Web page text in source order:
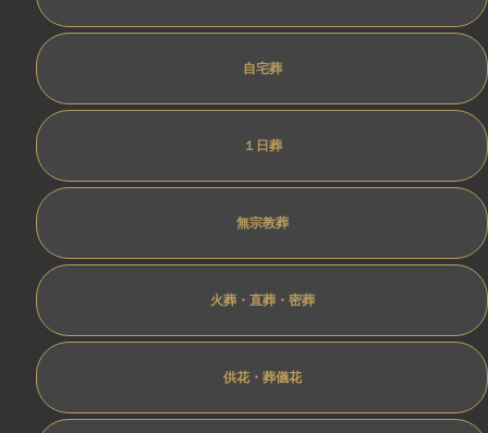
自宅葬
１日葬
無宗教葬
火葬・直葬・密葬
供花・葬儀花